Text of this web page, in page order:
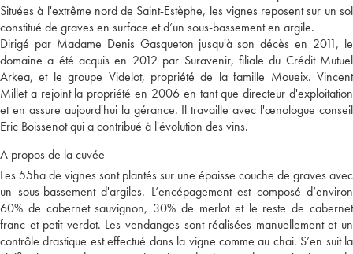
Situées à l'extrême nord de Saint-Estèphe, les vignes reposent sur un sol
constitué de graves en surface et d’un sous-bassement en argile.
Dirigé par Madame Denis Gasqueton jusqu'à son décès en 2011, le
domaine a été acquis en 2012 par Suravenir, filiale du Crédit Mutuel
Arkea, et le groupe Videlot, propriété de la famille Moueix. Vincent
Millet a rejoint la propriété en 2006 en tant que directeur d'exploitation
et en assure aujourd'hui la gérance. Il travaille avec l'œnologue conseil
Eric Boissenot qui a contribué à l'évolution des vins.
A propos de la cuvée
Les 55ha de vignes sont plantés sur une épaisse couche de graves avec
un sous-bassement d'argiles. L’encépagement est composé d’environ
60% de cabernet sauvignon, 30% de merlot et le reste de cabernet
franc et petit verdot. Les vendanges sont réalisées manuellement et un
contrôle drastique est effectué dans la vigne comme au chai. S’en suit la